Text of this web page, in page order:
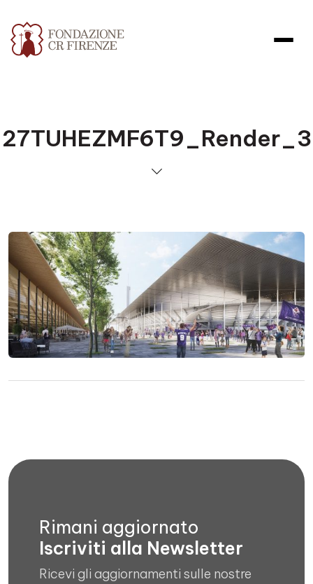
27TUHEZMF6T9_Render_3
Rimani aggiornato
Iscriviti alla Newsletter
Ricevi gli aggiornamenti sulle nostre